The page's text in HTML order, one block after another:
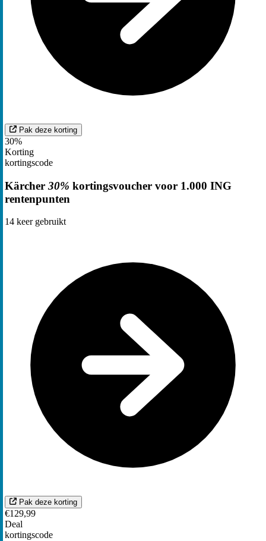
Pak deze korting
30%
Korting
kortingscode
Kärcher 30% kortingsvoucher voor 1.000 ING
rentenpunten
14 keer gebruikt
Pak deze korting
€129,99
Deal
kortingscode